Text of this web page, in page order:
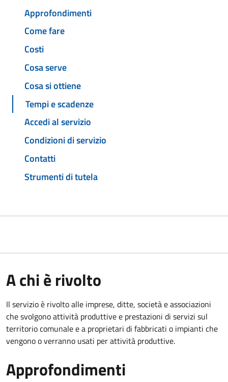
Approfondimenti
Come fare
Costi
Cosa serve
Cosa si ottiene
Tempi e scadenze
Accedi al servizio
Condizioni di servizio
Contatti
Strumenti di tutela
A chi è rivolto
Il servizio è rivolto alle imprese, ditte, società e associazioni
che svolgono attività produttive e prestazioni di servizi sul
territorio comunale e a proprietari di fabbricati o impianti che
vengono o verranno usati per attività produttive.
Approfondimenti